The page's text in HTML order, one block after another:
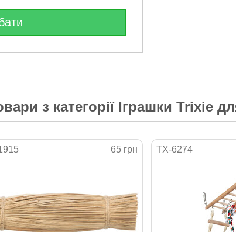
з категорії Іграшки Trixie
65 грн TX-6274